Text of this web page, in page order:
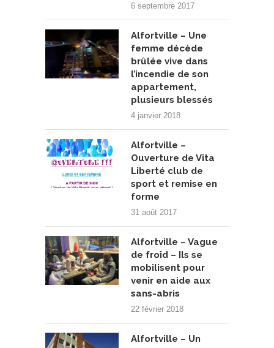
6 septembre 2017
Alfortville – Une
femme décède
brûlée vive dans
l’incendie de son
appartement,
plusieurs blessés
4 janvier 2018
Alfortville –
Ouverture de Vita
Liberté club de
sport et remise en
forme
31 août 2017
Alfortville – Vague
de froid – Ils se
mobilisent pour
venir en aide aux
sans-abris
22 février 2018
Alfortville – Un